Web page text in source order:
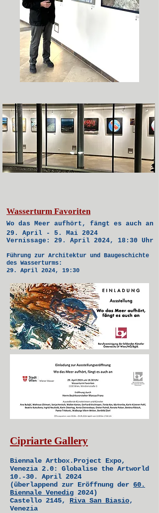
Wasserturm Favoriten
Wo das Meer aufhört, fängt es auch an
29. April - 5. Mai 2024
Vernissage: 29. April 2024, 18:30 Uhr
Führung zur Architektur und Baugeschichte
des Wasserturms:
29. April 2024, 19:30
Cipriarte Gallery
Biennale Artbox.Project Expo,
Venezia 2.0: Globalise the Artworld
10.-30. April 2024
(überlappend zur Eröffnung der 60.
Biennale Venedig 2024)
Castello 2145, Riva San Biasio,
Venezia